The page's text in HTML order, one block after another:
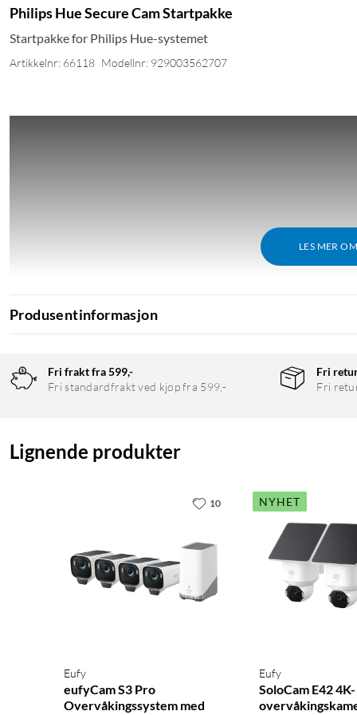
Philips Hue Secure Cam Startpakke
Startpakke for Philips Hue-systemet
Artikkelnr: 66118 Modellnr: 929003562707
LES MER
Philips Hue Bridge gjør alt dette mulig
En Hue Bridge gir deg hele oppsettet av smarthjem-
mulighet for å utvide innstillingene for hjemmesikkerhet – eller
Varsler sendes direkte på telefonen. Slå på lys eller lydalarm
hjemmesikkerhet lett tilgjengelig.
Produsentinformasjon
Fri frakt fra 599,-
Fri standardfrakt ved kjøp fra 599,-
Fri
Fri
Lignende produkter
Eufy
eufyCam S3 Pro
Overvåkingssystem med
10 NYHET
Eufy
SoloCam E42 4K-